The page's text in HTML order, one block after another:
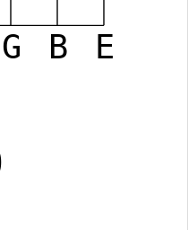
G B E